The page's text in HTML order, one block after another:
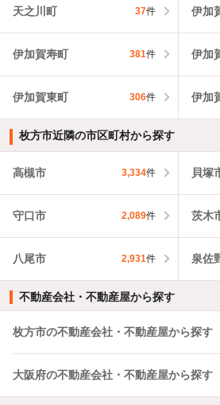
天之川町 37件 伊加
伊加賀寿町 381件 伊加
伊加賀東町 306件 伊加
枚方市近隣の市区町村から探す
高槻市 3,334件 貝塚
守口市 2,089件 茨木
八尾市 2,931件 泉佐
不動産会社・不動産屋から探す
枚方市の不動産会社・不動産屋から探す
大阪府の不動産会社・不動産屋から探す